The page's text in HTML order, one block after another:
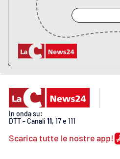
Crotone
Vibo Valentia
Reggio Calabria
Cosenza
Lamezia Terme
In onda su:
DTT - Canali 11, 17 e 111
Scarica tutte le nostre app!